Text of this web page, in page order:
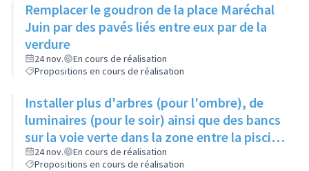
Remplacer le goudron de la place Maréchal
Juin par des pavés liés entre eux par de la
verdure
24 nov.
En cours de réalisation
Propositions en cours de réalisation
Installer plus d'arbres (pour l'ombre), de
luminaires (pour le soir) ainsi que des bancs
sur la voie verte dans la zone entre la piscine
et la rue de l'Industrie
24 nov.
En cours de réalisation
Propositions en cours de réalisation